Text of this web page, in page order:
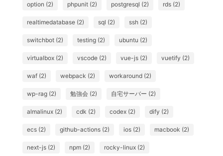
option (2) phpunit (2) postgresql (2) rds (2)
realtimedatabase (2) sql (2) ssh (2)
switchbot (2) testing (2) ubuntu (2)
virtualbox (2) vscode (2) vue-js (2) vuetify (2)
waf (2) webpack (2) workaround (2)
wp-rag (2) 勉強会 (2) 自宅サーバー (2)
almalinux (2) cdk (2) codex (2) dify (2)
ecs (2) github-actions (2) ios (2) macbook (2)
next-js (2) npm (2) rocky-linux (2)